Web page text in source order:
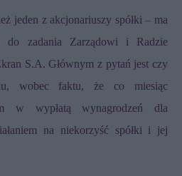
jeden z akcjonariuszy spółki – ma
do zadania Zarządowi i Radzie
S.A. Głównym z pytań jest czy
wobec faktu, że co miesiąc
w wypłatą wynagrodzeń dla
na niekorzyść spółki i jej